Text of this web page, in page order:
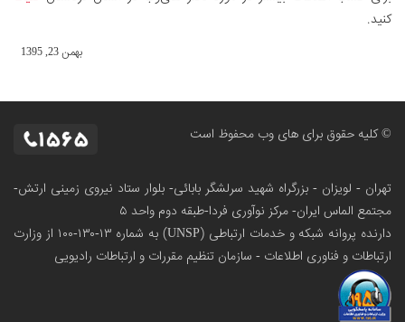
کنید.
بهمن 23, 1395
© کلیه حقوق برای های وب محفوظ است
تهران - لویزان - بزرگراه شهید سرلشگر بابائی- بلوار ستاد نیروی زمینی ارتش-
مجتمع الماس ایران- مرکز نوآوری فردا-طبقه دوم واحد ۵
دارنده پروانه شبکه و خدمات ارتباطی (UNSP) به شماره ۱۳-۱۳۰-۱۰۰
از وزارت
ارتباطات و فناوری اطلاعات - سازمان تنظیم مقررات و ارتباطات رادیویی